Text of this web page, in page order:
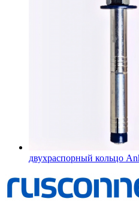
двухраспорный кольцо